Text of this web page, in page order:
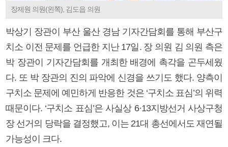
장제원 의원(왼쪽), 김도읍 의원
박상기 장관이 부산 울산 경남 기자간담회를 통해 부산구
치소 이전 문제를 언급한 지난 17일. 장 의원 김 의원 측은
박 장관이 기자간담회를 개최한 배경에 촉각을 곤두세웠
다. 또 박 장관의 진의 파악에 신경을 쓰기도 했다. 양측이
구치소 문제에 예민하게 반응한 것은 ‘구치소 표심’의 위력
때문이다. ‘구치소 표심’은 사실상 6·13지방선거 사상구청
장 선거의 당락을 결정했고, 이는 21대 총선에서도 재연될
가능성이 크다.